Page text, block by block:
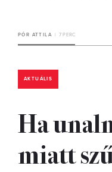
PÓR ATTILA 7 PERC
AKTUÁLIS
Ha
miatt